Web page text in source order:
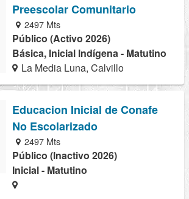
Preescolar Comunitario
2497 Mts
Público (Activo 2026)
Básica, Inicial Indígena - Matutino
La Media Luna, Calvillo
Educacion Inicial de Conafe
No Escolarizado
2497 Mts
Público (Inactivo 2026)
Inicial - Matutino